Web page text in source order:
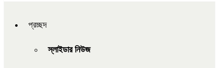
প্রচ্ছদ
স্লাইডার নিউজ